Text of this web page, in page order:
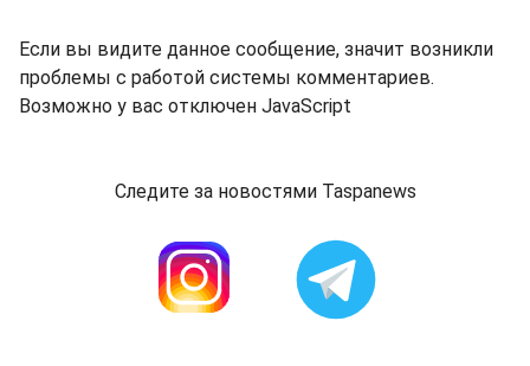
Если вы видите данное сообщение, значит возникли
проблемы с работой системы комментариев.
Возможно у вас отключен JavaScript
Следите за новостями Taspanews